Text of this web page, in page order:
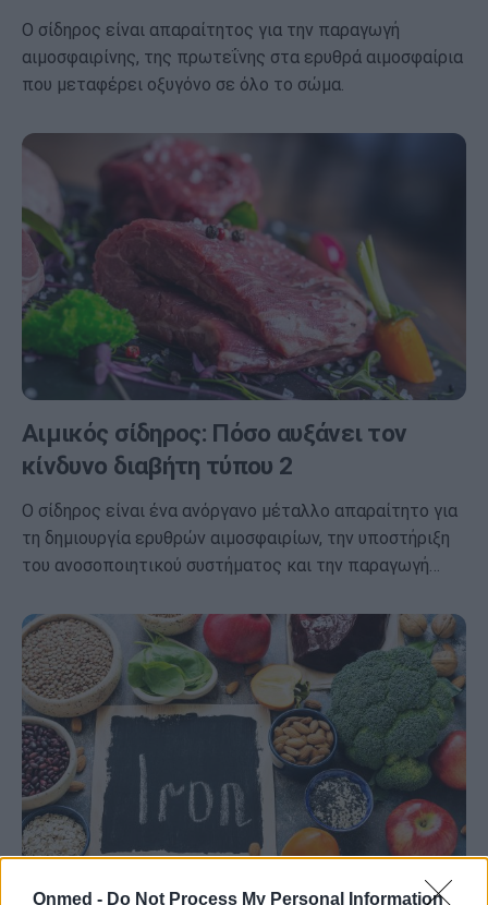
Onmed - Do Not Process My Personal Information
Ο σίδηρος είναι απαραίτητος για την παραγωγή
αιμοσφαιρίνης, της πρωτεΐνης στα ερυθρά αιμοσφαίρια
που μεταφέρει οξυγόνο σε όλο το σώμα.
Αιμικός σίδηρος: Πόσο αυξάνει τον
κίνδυνο διαβήτη τύπου 2
Ο σίδηρος είναι ένα ανόργανο μέταλλο απαραίτητο για
τη δημιουργία ερυθρών αιμοσφαιρίων, την υποστήριξη
του ανοσοποιητικού συστήματος και την παραγωγή…